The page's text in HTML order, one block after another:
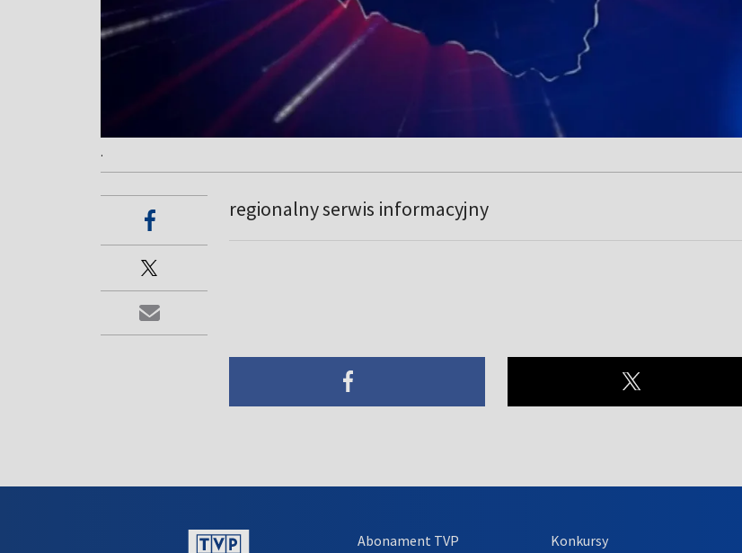
.
regionalny serwis informacyjny
Abonament TVP
Konkursy